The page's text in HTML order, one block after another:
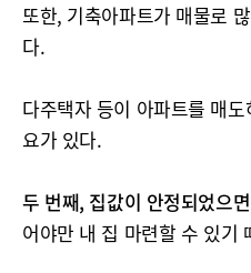
또한, 기축아파트가 매물로
다.
다주택자 등이 아파트를 매
요가 있다.
두 번째, 집값이 안정되었으
어야만 내 집 마련할 수 있기